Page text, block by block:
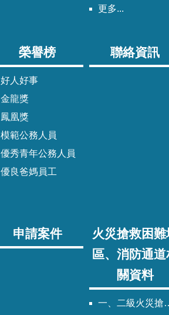
更多...
榮譽榜
好人好事
金龍獎
鳳凰獎
模範公務人員
優秀青年公務人員
優良爸媽員工
聯絡資訊
申請案件
火災搶救困難
區、消防通道
關資料
一、二級火災搶救困難地區